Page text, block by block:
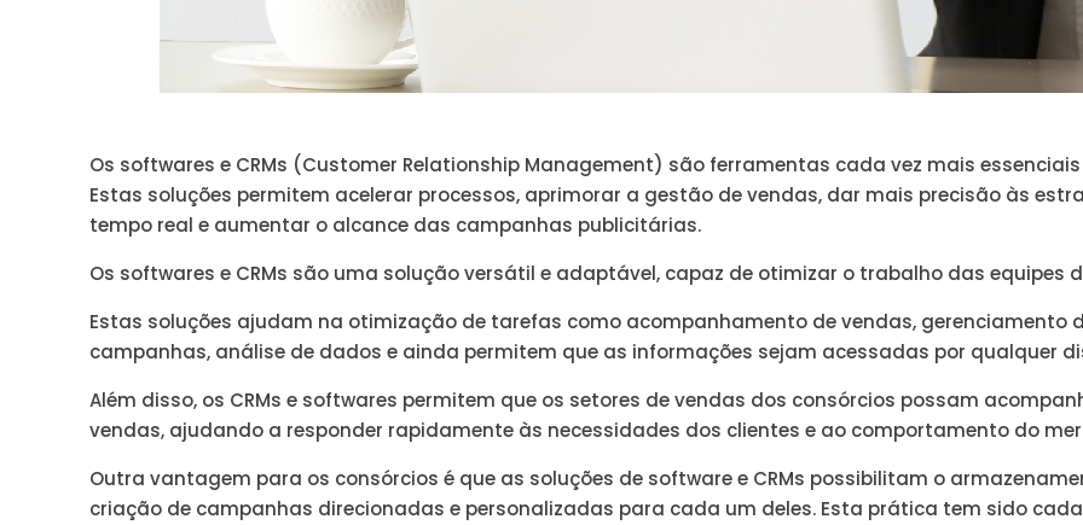
Os softwares e CRMs (Customer Relationship Management) são ferramentas cada vez mais
Estas soluções permitem acelerar processos, aprimorar a gestão de vendas, dar mais precisão às
tempo real e aumentar o alcance das campanhas publicitárias.
Os softwares e CRMs são uma solução versátil e adaptável, capaz de otimizar o trabalho das equipes
Estas soluções ajudam na otimização de tarefas como acompanhamento de vendas, gerenciamento
campanhas, análise de dados e ainda permitem que as informações sejam acessadas por qualquer
Além disso, os CRMs e softwares permitem que os setores de vendas dos consórcios possam
vendas, ajudando a responder rapidamente às necessidades dos clientes e ao comportamento do
Outra vantagem para os consórcios é que as soluções de software e CRMs possibilitam o
criação de campanhas direcionadas e personalizadas para cada um deles. Esta prática tem sido